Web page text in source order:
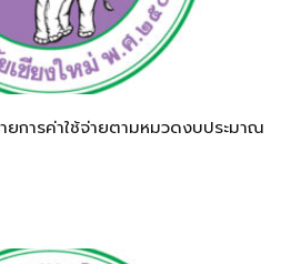
ยการค่าใช้จ่ายตามหมวดงบประมาณ